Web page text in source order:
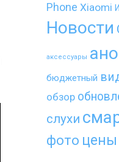
Phone Xiaomi
Новости
аксессуары
бюджетный
обзор
слухи
фото цены